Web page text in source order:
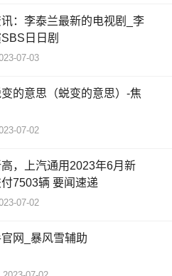
：李泰兰最新的电视剧_李
日日剧
07-03
的意思（蜕变的意思）-焦
07-02
，上汽通用2023年6月新
7503辆 要闻速递
07-02
网_暴风雪辅助